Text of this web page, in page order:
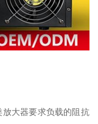
大器要求负载的阻抗